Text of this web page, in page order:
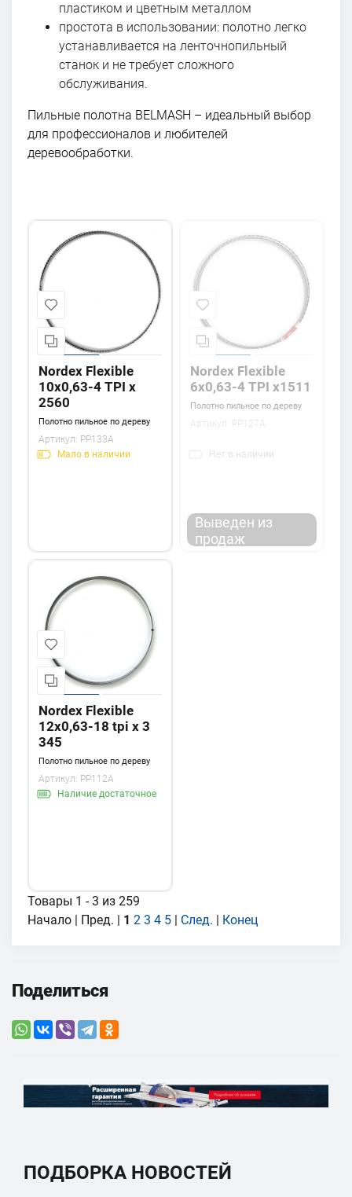
пластиком и цветным металлом
простота в использовании: полотно легко
устанавливается на ленточнопильный
станок и не требует сложного
обслуживания.
Пильные полотна BELMASH – идеальный выбор
для профессионалов и любителей
деревообработки.
Nordex Flexible
10x0,63-4 TPI x
2560
Полотно пильное по дереву
Артикул: PP133A
Мало в наличии
Nordex Flexible
6х0,63-4 TPI x1511
Полотно пильное по дереву
Артикул: PP127A
Нет в наличии
Выведен из
продаж
Nordex Flexible
12х0,63-18 tpi x 3
345
Полотно пильное по дереву
Артикул: PP112A
Наличие достаточное
Товары 1 - 3 из 259
Начало | Пред. | 1 2 3 4 5 | След. | Конец
Поделиться
ПОДБОРКА НОВОСТЕЙ